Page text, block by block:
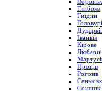
Глибоке
Гнідин
Іванків
Кірове
Любарці
Проців
Рогозів